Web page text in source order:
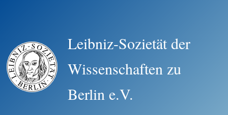
Leibniz-Sozietät der
Wissenschaften zu
Berlin e.V.